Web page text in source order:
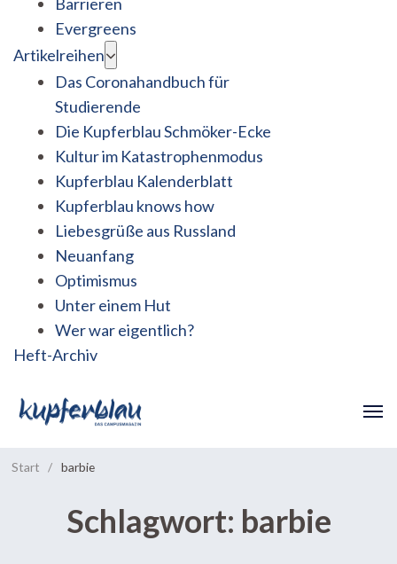
Evergreens
Artikelreihen
Das Coronahandbuch für
Studierende
Die Kupferblau Schmöker-Ecke
Kultur im Katastrophenmodus
Kupferblau Kalenderblatt
Kupferblau knows how
Liebesgrüße aus Russland
Neuanfang
Optimismus
Unter einem Hut
Wer war eigentlich?
Heft-Archiv
Start / barbie
Schlagwort: barbie